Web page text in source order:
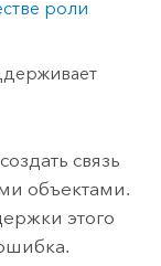
роли
связь
объектами.
этого